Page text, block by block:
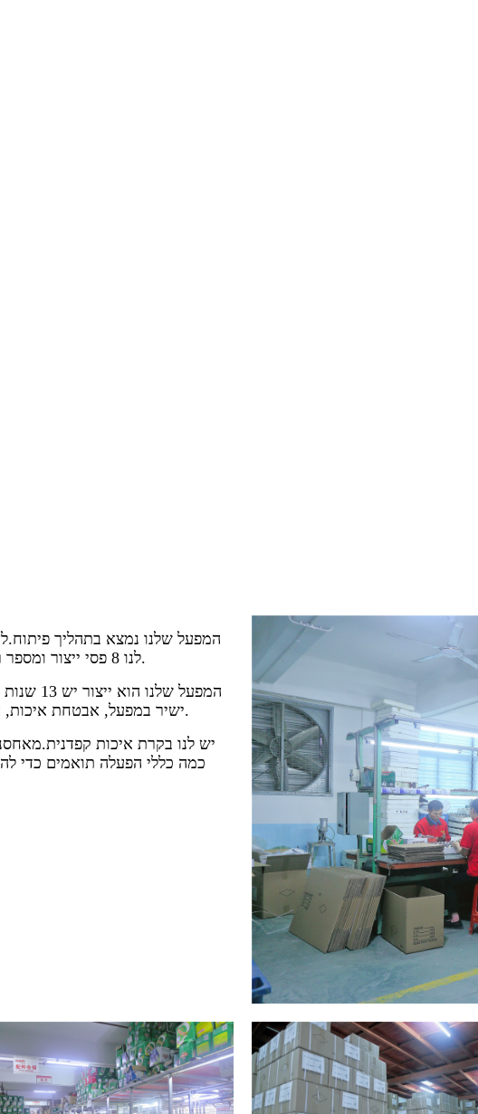
לנו 8 פסי ייצור ומספר רב של טכנאים מקצועיים העובדים על פס הייצור מדי יום.
המפעל
של כיסוי 8000m³ "ישיר במפעל, אבטחת איכות, המחיר הטוב ביותר" הוא היתרון שלנו.
יש לנו בקרת איכות